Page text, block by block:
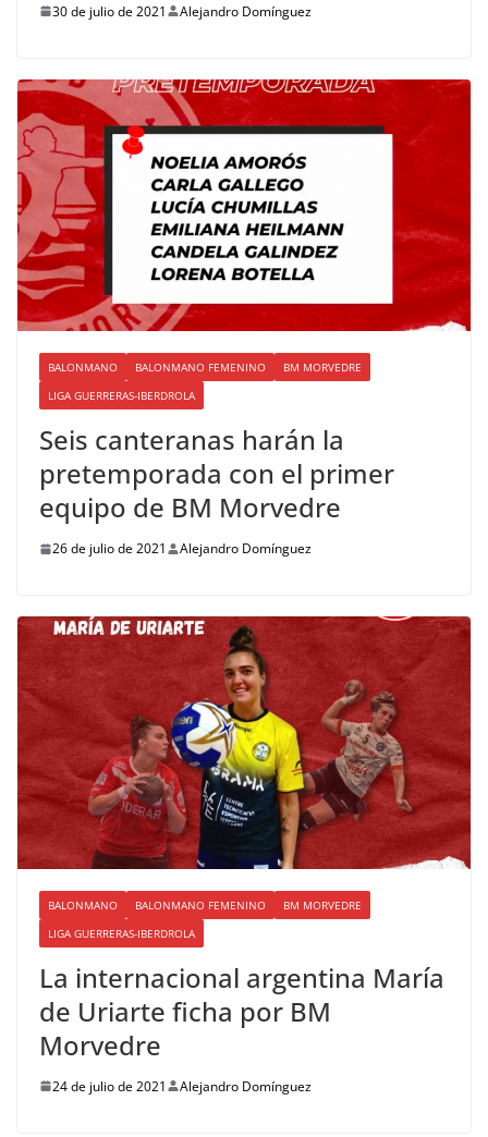
30 de julio de 2021 Alejandro Domínguez
BALONMANO BALONMANO FEMENINO
BM MORVEDRE
LIGA GUERRERAS-IBERDROLA
Seis canteranas harán la
pretemporada con el primer
equipo de BM Morvedre
26 de julio de 2021 Alejandro Domínguez
BALONMANO BALONMANO FEMENINO
BM MORVEDRE
LIGA GUERRERAS-IBERDROLA
La internacional argentina María
de Uriarte ficha por BM
Morvedre
24 de julio de 2021 Alejandro Domínguez